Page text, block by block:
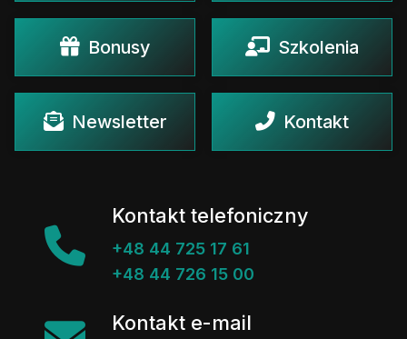
Bonusy Szkolenia
Newsletter Kontakt
Kontakt telefoniczny
+48 44 725 17 61
+48 44 726 15 00
Kontakt e-mail